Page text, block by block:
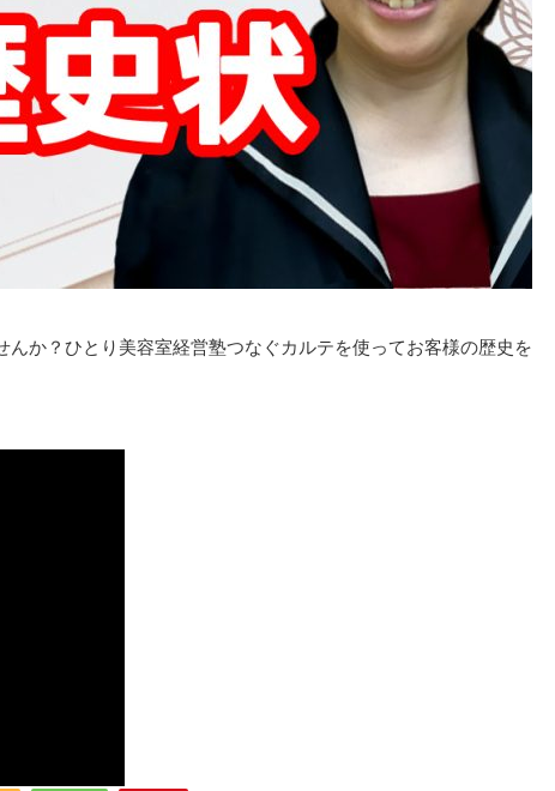
か？ひとり美容室経営塾つなぐカルテを使ってお客様の歴史を